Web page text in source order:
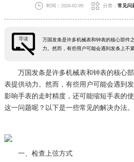
 时间：2026-02-09  分类： 常见问
导读
万国发条是许多机械表和钟表的核心部件
力。然而，有些用户可能会遇到发条上不
万国发条是许多机械表和钟表的核心部
表提供动力。然而，有些用户可能会遇到
影响手表的走时精度，还可能缩短手表的
这一问题呢？以下是一些常见的解决办法。
一、检查上弦方式